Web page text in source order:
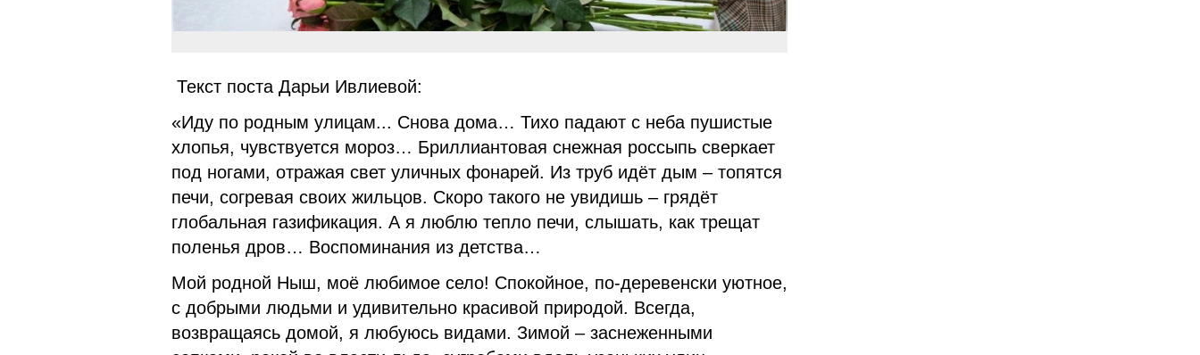
Текст поста Дарьи Ивлиевой:
«Иду по родным улицам... Снова дома… Тихо падают с неба пушистые
хлопья, чувствуется мороз… Бриллиантовая снежная россыпь сверкает
под ногами, отражая свет уличных фонарей. Из труб идёт дым – топятся
печи, согревая своих жильцов. Скоро такого не увидишь – грядёт
глобальная газификация. А я люблю тепло печи, слышать, как трещат
поленья дров… Воспоминания из детства…
Мой родной Ныш, моё любимое село! Спокойное, по-деревенски уютное,
с добрыми людьми и удивительно красивой природой. Всегда,
возвращаясь домой, я любуюсь видами. Зимой – заснеженными